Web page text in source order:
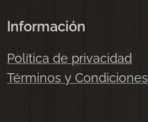
Información
Política de privacidad
Términos y Condiciones